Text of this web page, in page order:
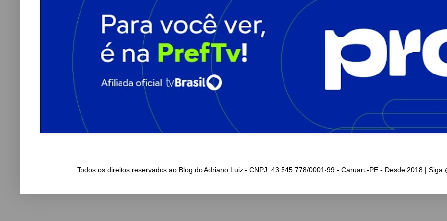
Todos os direitos reservados ao Blog do Adriano Luiz - CNPJ: 43.545.778/0001-99 - Caruaru-PE - Desde 2018 | Siga